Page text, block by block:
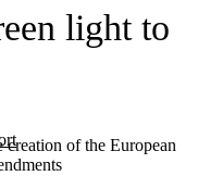
light to
creation of the European